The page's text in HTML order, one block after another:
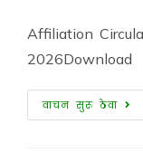
Affiliation
2026Download
वाचन सुरू ठेवा